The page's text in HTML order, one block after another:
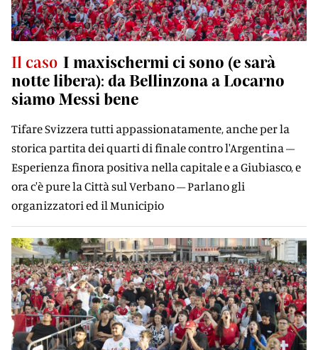
Il caso I maxischermi ci sono (e sarà
notte libera): da Bellinzona a Locarno
siamo Messi bene
Tifare Svizzera tutti appassionatamente, anche per la
storica partita dei quarti di finale contro l'Argentina –
Esperienza finora positiva nella capitale e a Giubiasco, e
ora c'è pure la Città sul Verbano – Parlano gli
organizzatori ed il Municipio